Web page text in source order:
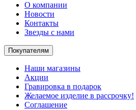
О компании
Новости
Контакты
Звезды с нами
Покупателям
Наши магазины
Акции
Гравировка в подарок
Желаемое изделие в рассрочку!
Соглашение